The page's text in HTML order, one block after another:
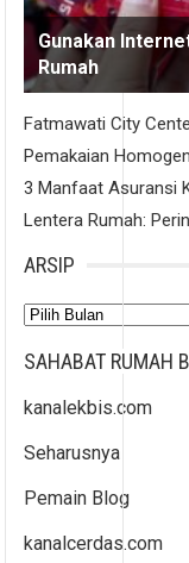
Gunakan
Rumah
Fatmawati City
Pemakaian
3 Manfaat Asuransi
Lentera Rumah:
ARSIP
Arsip
SAHABAT RUMAH
kanalekbis.com
Seharusnya
Pemain Blog
kanalcerdas.com